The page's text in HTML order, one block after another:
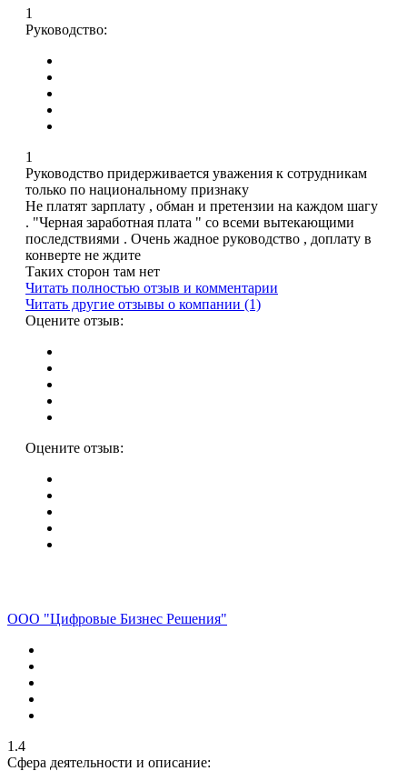
1
Руководство:
1
Руководство придерживается уважения к сотрудникам
только по национальному признаку
Не платят зарплату , обман и претензии на каждом шагу
. "Черная заработная плата " со всеми вытекающими
последствиями . Очень жадное руководство , доплату в
конверте не ждите
Таких сторон там нет
Читать полностью отзыв и комментарии
Читать другие отзывы о компании (1)
Оцените отзыв:
Оцените отзыв:
ООО "Цифровые Бизнес Решения"
1.4
Сфера деятельности и описание: